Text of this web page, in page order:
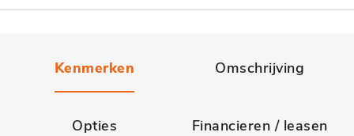
Kenmerken Omschrijving
Opties Financieren / leasen